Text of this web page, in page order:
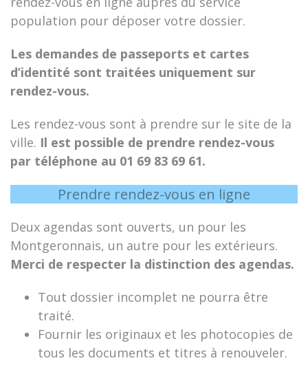
population pour déposer votre dossier.
Les demandes de passeports et cartes
d’identité sont traitées uniquement sur
rendez-vous.
Les rendez-vous sont à prendre sur le site de la
ville. Il est possible de prendre rendez-vous
par téléphone au 01 69 83 69 61.
Prendre rendez-vous en ligne
Deux agendas sont ouverts, un pour les
Montgeronnais, un autre pour les extérieurs.
Merci de respecter la distinction des agendas.
Tout dossier incomplet ne pourra être
traité.
Fournir les originaux et les photocopies de
tous les documents et titres à renouveler.